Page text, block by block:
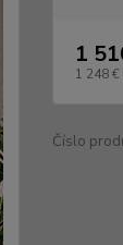
1
1 248 €
Číslo